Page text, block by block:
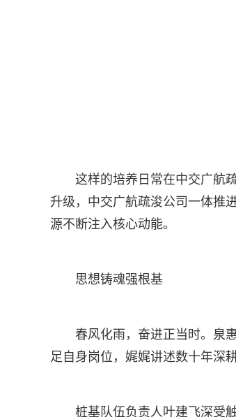
这样的培养日常在中交广航
升级，中交广航疏浚公司一体推
源不断注入核心动能。
思想铸魂强根基
春风化雨，奋进正当时。泉
足自身岗位，娓娓讲述数十年深
桩基队伍负责人叶建飞深受